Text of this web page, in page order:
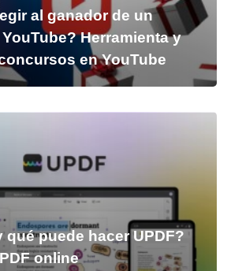
al ganador de un
Herramienta y
en YouTube
qué puede hacer UPDF?
online